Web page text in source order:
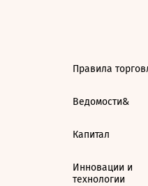
Правила
Ведомости&
Капитал
Инновации и
технологии